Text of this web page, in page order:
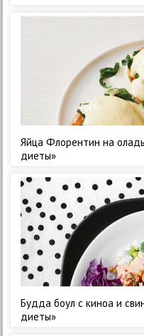
Яйца Флорентин на
диеты»
Будда боул с киноа и
диеты»